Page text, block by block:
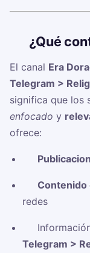
¿Qué
El canal Era
Telegram >
significa que los
enfocado y
ofrece:
Contenido
redes
✅
Telegram >